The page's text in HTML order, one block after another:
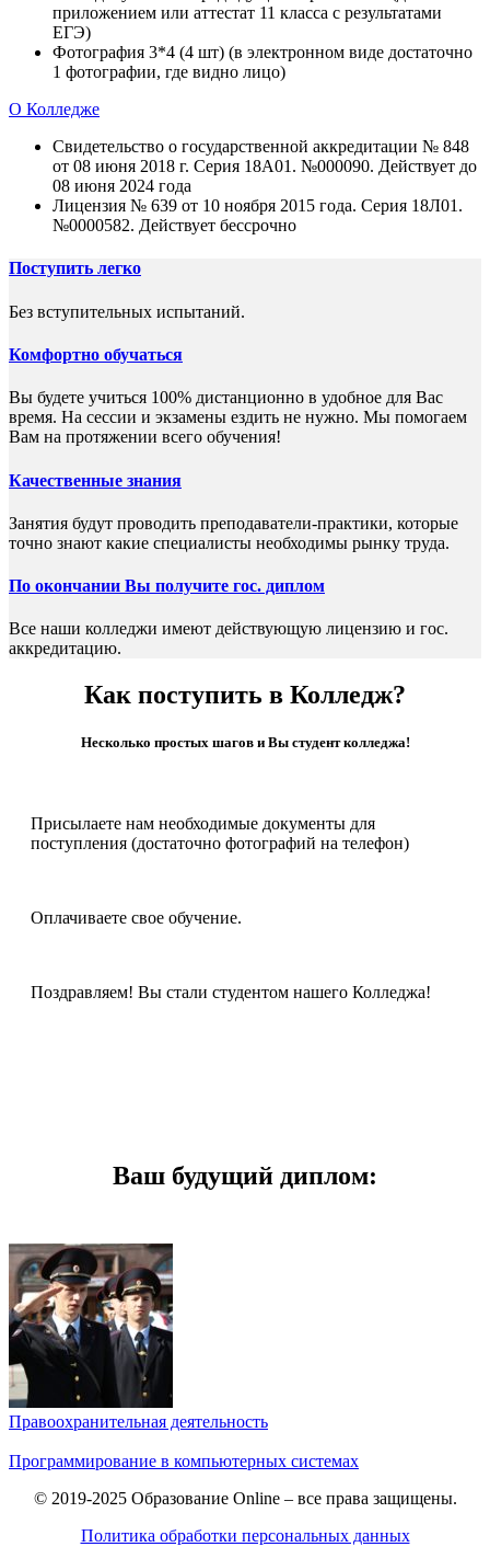
приложением или аттестат 11 класса с результатами
ЕГЭ)
Фотография 3*4 (4 шт) (в электронном виде достаточно
1 фотографии, где видно лицо)
О Колледже
Свидетельство о государственной аккредитации № 848
от 08 июня 2018 г. Серия 18А01. №000090. Действует до
08 июня 2024 года
Лицензия № 639 от 10 ноября 2015 года. Серия 18Л01.
№0000582. Действует бессрочно
Поступить легко
Без вступительных испытаний.
Комфортно обучаться
Вы будете учиться 100% дистанционно в удобное для Вас
время. На сессии и экзамены ездить не нужно. Мы помогаем
Вам на протяжении всего обучения!
Качественные знания
Занятия будут проводить преподаватели-практики, которые
точно знают какие специалисты необходимы рынку труда.
По окончании Вы получите гос. диплом
Все наши колледжи имеют действующую лицензию и гос.
аккредитацию.
Как поступить в Колледж?
Несколько простых шагов и Вы студент колледжа!
Присылаете нам необходимые документы для
поступления (достаточно фотографий на телефон)
Оплачиваете свое обучение.
Поздравляем! Вы стали студентом нашего Колледжа!
Ваш будущий диплом:
Правоохранительная деятельность
Программирование в компьютерных системах
© 2019-2025 Образование Online – все права защищены.
Политика обработки персональных данных